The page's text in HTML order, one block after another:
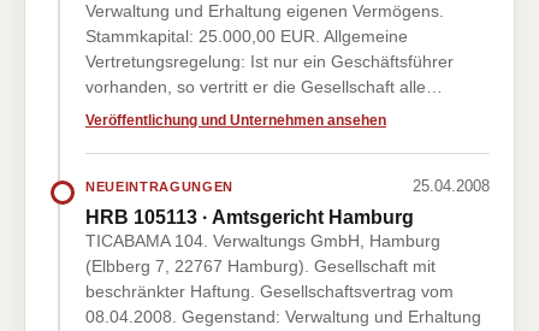
Verwaltung und Erhaltung eigenen Vermögens.
Stammkapital: 25.000,00 EUR. Allgemeine
Vertretungsregelung: Ist nur ein Geschäftsführer
vorhanden, so vertritt er die Gesellschaft alle…
Veröffentlichung und Unternehmen ansehen
NEUEINTRAGUNGEN 25.04.2008
HRB 105113 · Amtsgericht Hamburg
TICABAMA 104. Verwaltungs GmbH, Hamburg
(Elbberg 7, 22767 Hamburg). Gesellschaft mit
beschränkter Haftung. Gesellschaftsvertrag vom
08.04.2008. Gegenstand: Verwaltung und Erhaltung